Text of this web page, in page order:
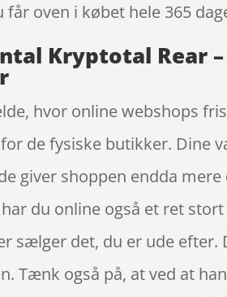
får oven i købet hele 365
Kryptotal Rear
hvor online webshops
de fysiske butikker. Dine
giver shoppen endda mere
du online også et ret
sælger det, du er ude
Tænk også på, at ved at